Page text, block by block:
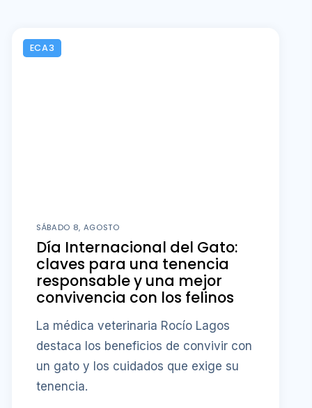
ECA3
SÁBADO 8, AGOSTO
Día Internacional del Gato:
claves para una tenencia
responsable y una mejor
convivencia con los felinos
La médica veterinaria Rocío Lagos
destaca los beneficios de convivir con
un gato y los cuidados que exige su
tenencia.